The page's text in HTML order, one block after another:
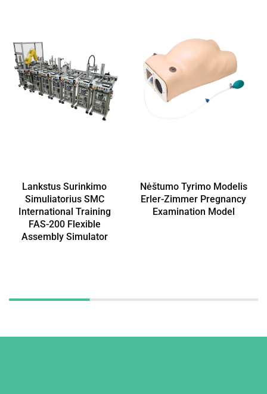
Lankstus Surinkimo
Simuliatorius SMC
International Training
FAS-200 Flexible
Assembly Simulator
Nėštumo Tyrimo Modelis
Erler-Zimmer Pregnancy
Examination Model